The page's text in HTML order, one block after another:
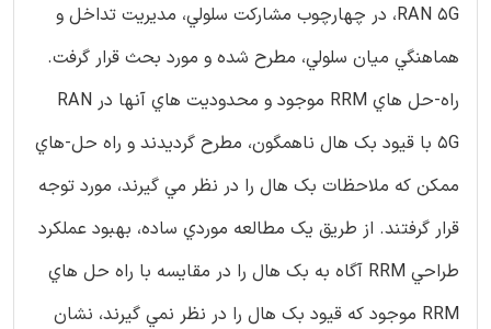
RAN 5G، در چهارچوب مشارکت سلولي، مديريت تداخل و
هماهنگي ميان سلولي، مطرح شده و مورد بحث قرار گرفت.
راه-حل هاي RRM موجود و محدوديت هاي آنها در RAN
5G با قيود بک هال ناهمگون، مطرح گرديدند و راه حل-هاي
ممکن که ملاحظات بک هال را در نظر مي گيرند، مورد توجه
قرار گرفتند. از طريق يک مطالعه موردي ساده، بهبود عملکرد
طراحي RRM آگاه به بک هال را در مقايسه با راه حل هاي
RRM موجود که قيود بک هال را در نظر نمي گيرند، نشان